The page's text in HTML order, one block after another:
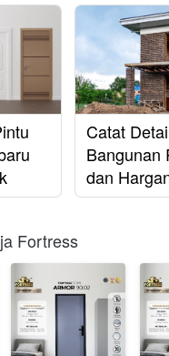
Catat
Bangunan
dan
Fortress